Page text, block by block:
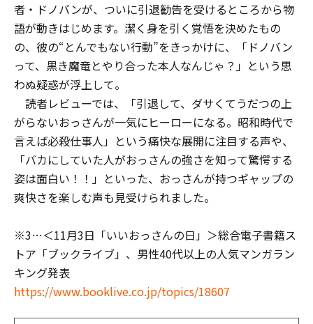
者・ドノバンが、ついに引退勧告を受けるところから物
語が動きはじめます。潔く身を引く覚悟を決めたもの
の、彼の“とんでもない行動”をきっかけに、「ドノバン
って、黒き魔竜とやり合った本人なんじゃ？」という思
わぬ疑惑が浮上して――。
読者レビューでは、「引退して、ダサくてうだつの上
がらないおっさんが一気にヒーローになる。昭和時代で
言えば必殺仕事人」という痛快な展開に注目する声や、
「バカにしていた人がおっさんの強さを知って驚愕する
姿は面白い！！」といった、おっさんが持つギャップの
爽快さを楽しむ声も見受けられました。
※3…＜11月3日「いいおっさんの日」＞総合電子書籍ス
トア「ブックライブ」、男性40代以上の人気マンガラン
キング発表
https://www.booklive.co.jp/topics/18607